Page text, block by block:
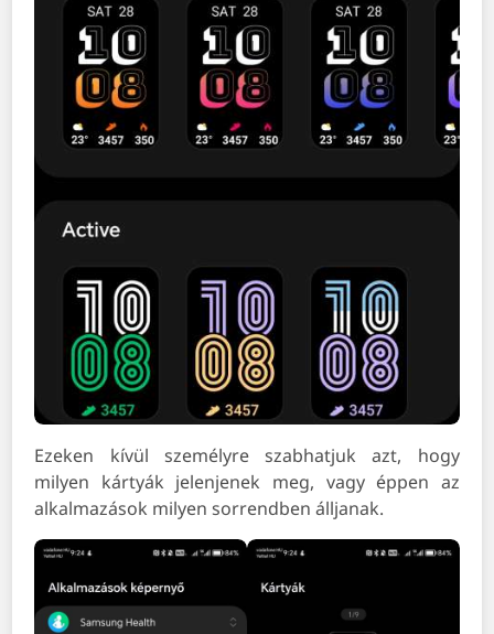
Ezeken kívül személyre szabhatjuk azt, hogy
milyen kártyák jelenjenek meg, vagy éppen az
alkalmazások milyen sorrendben álljanak.